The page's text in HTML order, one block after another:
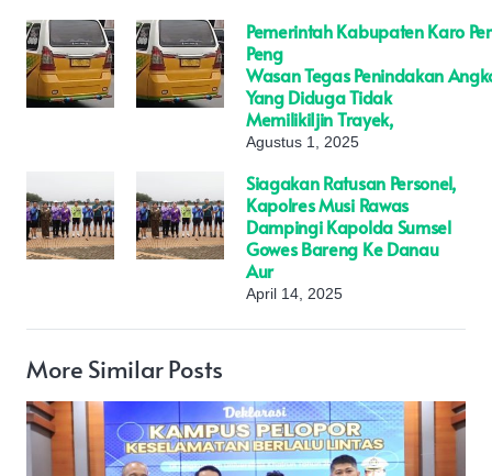
Pemerintah Kabupaten Karo
Peng
Wasan Tegas Penindakan
Yang Diduga Tidak
MemilikiIjin Trayek,
Agustus 1, 2025
Siagakan Ratusan Personel,
Kapolres Musi Rawas
Dampingi Kapolda Sumsel
Gowes Bareng Ke Danau
Aur
April 14, 2025
More Similar Posts